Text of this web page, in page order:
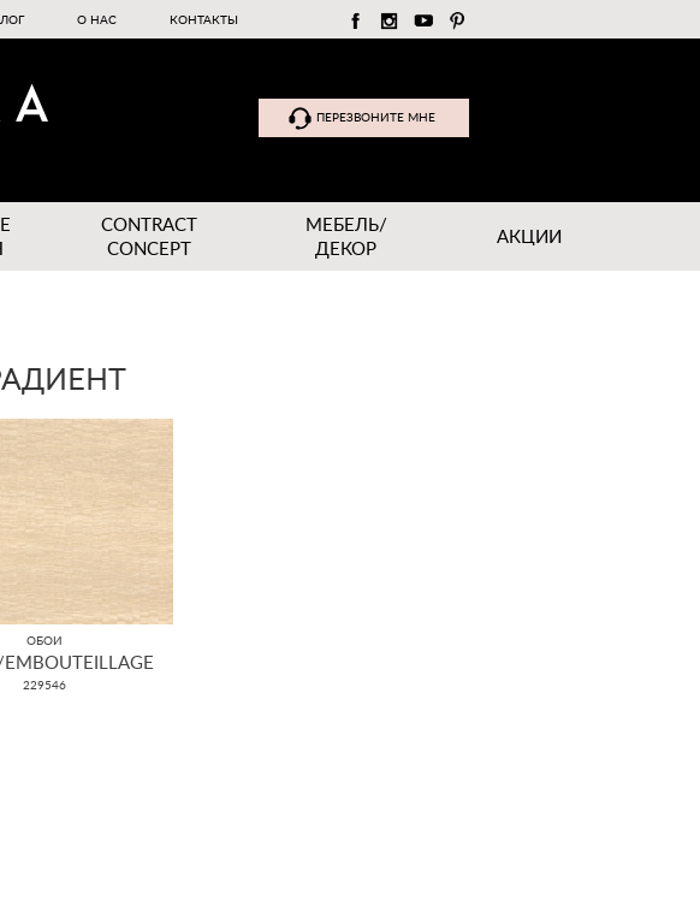
О НАС КОНТАКТЫ
ПЕРЕЗВОНИТЕ МНЕ
CONTRACT
CONCEPT
МЕБЕЛЬ/
ДЕКОР
АКЦИИ
ОБОИ
229546